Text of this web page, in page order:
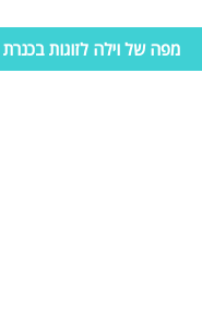
מפה של וילה לזוגות בכנרת